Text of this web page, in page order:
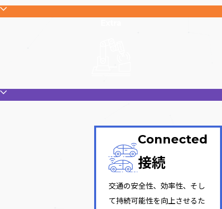
Connected
接続
交通の安全性、効率性、そし
て持続可能性を向上させるた